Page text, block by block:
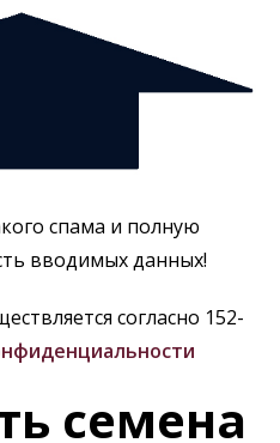
спама и полную
вводимых данных!
согласно 152-
семена